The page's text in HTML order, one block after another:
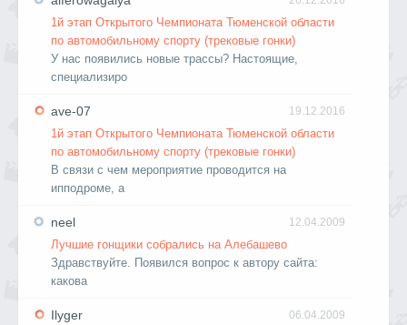
1й этап Открытого Чемпионата Тюменской области
по автомобильному спорту (трековые гонки)
У нас появились новые трассы? Настоящие,
специализиро
19.12.2016
ave-07
1й этап Открытого Чемпионата Тюменской области
по автомобильному спорту (трековые гонки)
В связи с чем мероприятие проводится на
ипподроме, а
12.04.2009
neel
Лучшие гонщики собрались на Алебашево
Здравствуйте. Появился вопрос к автору сайта:
какова
06.04.2009
Ilyger